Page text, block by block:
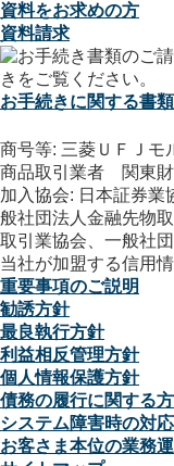
資料をお求めの方
資料請求
お手続きに関する書
商号等: 三菱ＵＦＪ
商品取引業者 関東
加入協会: 日本証券業
般社団法人金融先物
取引業協会、一般社
当社が加盟する信用
重要事項のご説明
勧誘方針
最良執行方針
利益相反管理方針
個人情報保護方針
債務の履行に関する
システム障害時の対
お客さま本位の業務